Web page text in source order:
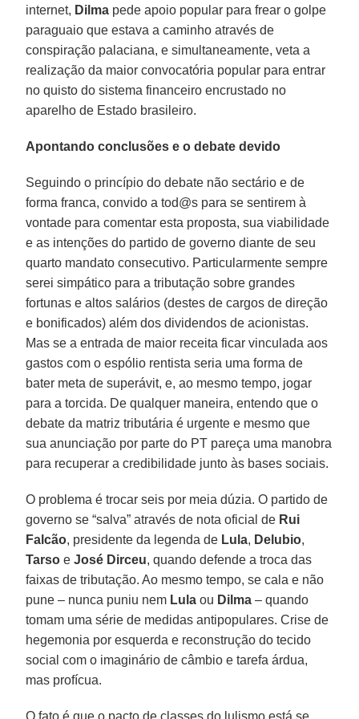
internet, Dilma pede apoio popular para frear o golpe
paraguaio que estava a caminho através de
conspiração palaciana, e simultaneamente, veta a
realização da maior convocatória popular para entrar
no quisto do sistema financeiro encrustado no
aparelho de Estado brasileiro.
Apontando conclusões e o debate devido
Seguindo o princípio do debate não sectário e de
forma franca, convido a tod@s para se sentirem à
vontade para comentar esta proposta, sua viabilidade
e as intenções do partido de governo diante de seu
quarto mandato consecutivo. Particularmente sempre
serei simpático para a tributação sobre grandes
fortunas e altos salários (destes de cargos de direção
e bonificados) além dos dividendos de acionistas.
Mas se a entrada de maior receita ficar vinculada aos
gastos com o espólio rentista seria uma forma de
bater meta de superávit, e, ao mesmo tempo, jogar
para a torcida. De qualquer maneira, entendo que o
debate da matriz tributária é urgente e mesmo que
sua anunciação por parte do PT pareça uma manobra
para recuperar a credibilidade junto às bases sociais.
O problema é trocar seis por meia dúzia. O partido de
governo se “salva” através de nota oficial de Rui
Falcão, presidente da legenda de Lula, Delubio,
Tarso eJosé Dirceu, quando defende a troca das
faixas de tributação. Ao mesmo tempo, se cala e não
pune – nunca puniu nem Lula ou Dilma – quando
tomam uma série de medidas antipopulares. Crise de
hegemonia por esquerda e reconstrução do tecido
social com o imaginário de câmbio e tarefa árdua,
mas profícua.
O fato é que o pacto de classes do lulismo está se